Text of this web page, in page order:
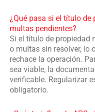
¿Qué pasa si el título de
multas pendientes?
Si el título de propiedad
o multas sin resolver, lo
rechace la operación.
sea viable, la
verificable. Regularizar
obligatorio.